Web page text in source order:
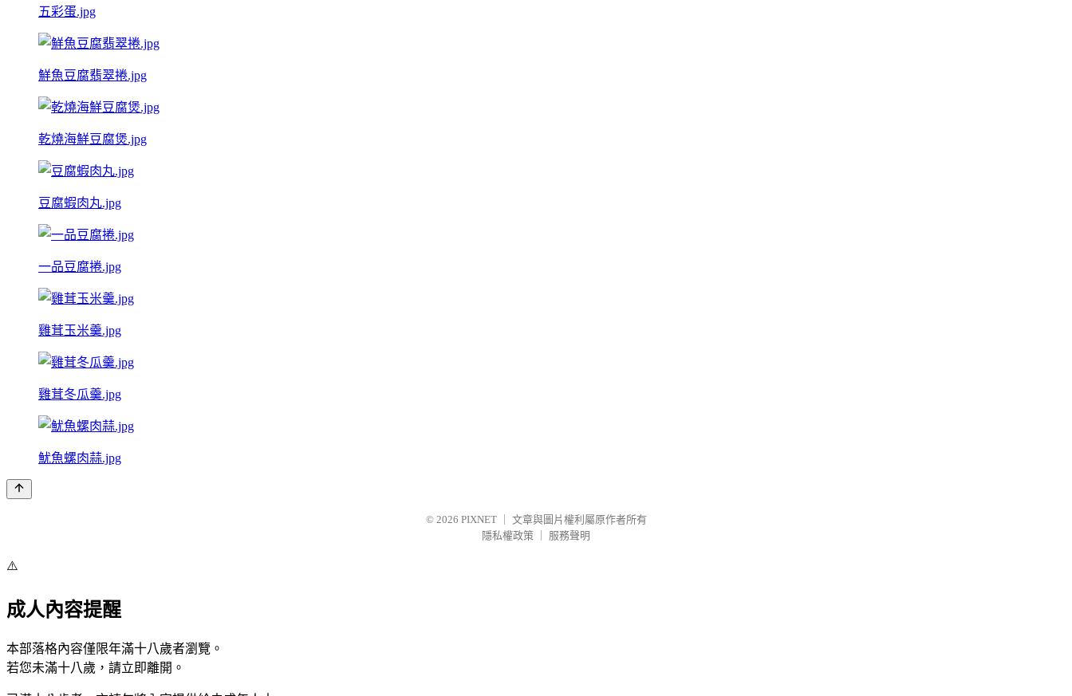
五彩蛋.jpg
鮮魚豆腐翡翠捲.jpg
乾燒海鮮豆腐煲.jpg
豆腐蝦肉丸.jpg
一品豆腐捲.jpg
雞茸玉米羹.jpg
雞茸冬瓜羹.jpg
魷魚螺肉蒜.jpg
© 2026 PIXNET
文章與圖片權利屬原作者所有
隱私權政策
服務聲明
⚠️
成人內容提醒
本部落格內容僅限年滿十八歲者瀏覽。
若您未滿十八歲，請立即離開。